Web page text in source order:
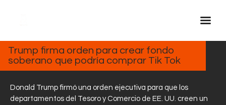
Inicio Real FM
En Vivo
4, 2025
Trump firma orden para crear fondo
soberano que podría comprar Tik Tok
Donald Trump firmó una orden ejecutiva para que los
departamentos del Tesoro y Comercio de EE. UU. creen un